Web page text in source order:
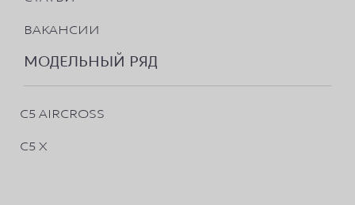
ВАКАНСИИ
МОДЕЛЬНЫЙ РЯД
C5 AIRCROSS
C5 X